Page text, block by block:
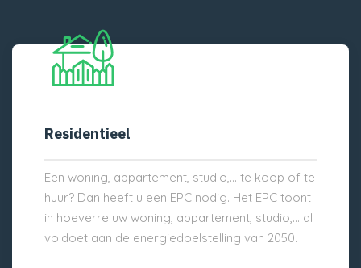
Residentieel
Een woning, appartement, studio,… te koop of te
huur? Dan heeft u een EPC nodig. Het EPC toont
in hoeverre uw woning, appartement, studio,… al
voldoet aan de energiedoelstelling van 2050.